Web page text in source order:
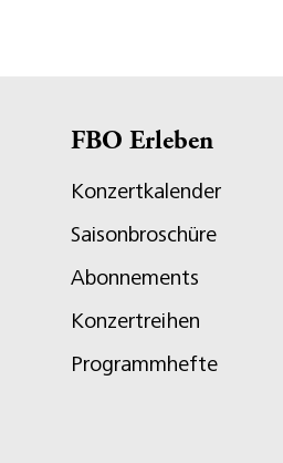
FBO Erleben
Konzertkalender
Saisonbroschüre
Abonnements
Konzertreihen
Programmhefte